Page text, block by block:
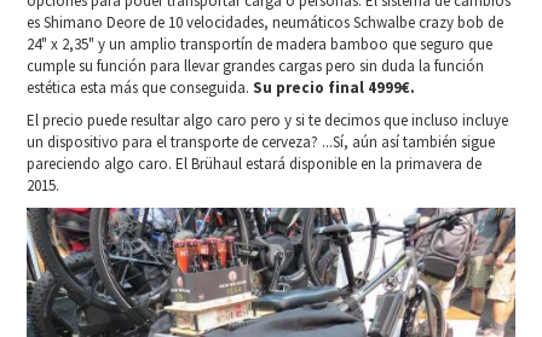
es Shimano Deore de 10 velocidades, neumáticos Schwalbe crazy bob de
24" x 2,35" y un amplio transportín de madera bamboo que seguro que
cumple su función para llevar grandes cargas pero sin duda la función
estética esta más que conseguida.Su precio final 4999€.
El precio puede resultar algo caro pero y si te decimos que incluso incluye
un dispositivo para el transporte de cerveza? ...Sí, aún así también sigue
pareciendo algo caro. El Brühaul estará disponible en la primavera de
2015.